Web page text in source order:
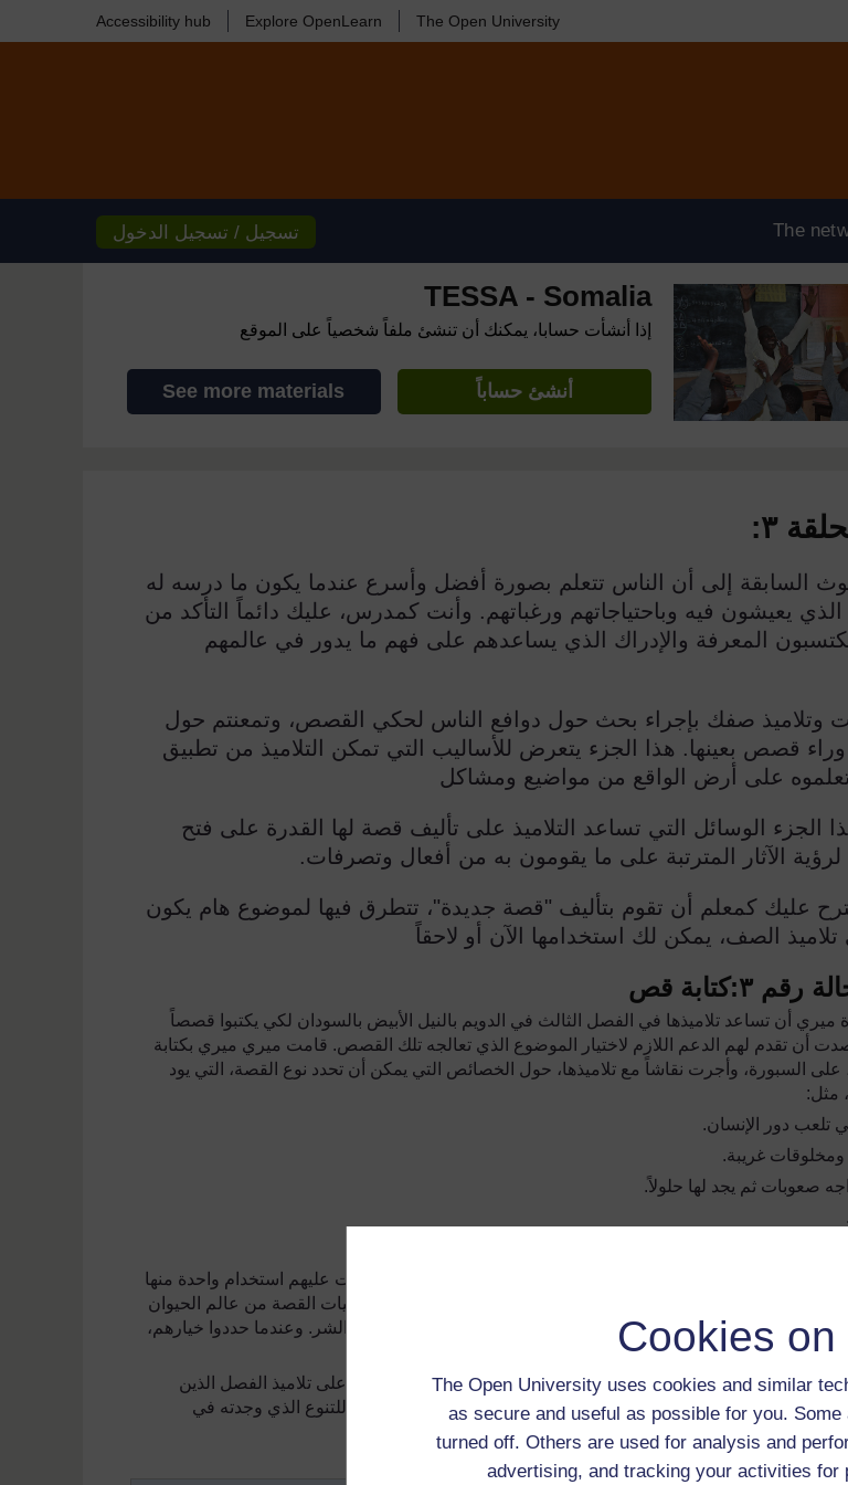
Cookies
The Open University uses cookies and similar
as secure and useful as possible for you. Some
turned off. Others are used for analysis and
advertising, and tracking your activities for
The Open University
Explore OpenLearn
Accessibility hub
The تسجيل / تسجيل الدخول
TESSA - Somalia
إذا أنشأت حسابا، يمكنك أن تنشئ ملفاً شخصياً على الموقع
أنشئ حساباً See more materials
٣:
السابقة إلى أن الناس تتعلم بصورة أفضل وأسرع عندما يكون ما درسه له
الذي يعيشون فيه وباحتياجاتهم ورغباتهم. وأنت كمدرس، عليك دائماً التأكد من
يكتسبون المعرفة والإدراك الذي يساعدهم على فهم ما يدور في عالمهم
وتلاميذ صفك بإجراء بحث حول دوافع الناس لحكي القصص، وتمعنتم حول
قصص بعينها. هذا الجزء يتعرض للأساليب التي تمكن التلاميذ من تطبيق
تعلموه على أرض الواقع من مواضيع ومشاكل
الجزء الوسائل التي تساعد التلاميذ على تأليف قصة لها القدرة على فتح
الآثار المترتبة على ما يقومون به من أفعال وتصرفات.
عليك كمعلم أن تقوم بتأليف "قصة جديدة"، تتطرق فيها لموضوع هام يكون
تلاميذ الصف، يمكن لك استخدامها الآن أو لاحقاً
رقم٣:كتابة قص
ميري أن تساعد تلاميذها في الفصل الثالث في الدويم بالنيل الأبيض بالسودان لكي يكتبوا قصصاً
أن تقدم لهم الدعم اللازم لاختيار الموضوع الذي تعالجه تلك القصص. قامت ميري ميري بكتابة
على السبورة، وأجرت نقاشاً مع تلاميذها، حول الخصائص التي يمكن أن تحدد نوع القصة، التي يود
مثل:
تلعب دور الإنسان.
ومخلوقات غريبة.
صعوبات ثم يجد لها حلولاً.
قائمة بالأحداث الحسنة والسيئة، التي وقعت مؤخراً في المدينة. واقترحت عليهم استخدام واحدة منها
لتأليف قصتهم. بعد ذلك، طلبت منهم أن يوضحوا لها ما إذا كانت شخصيات القصة من عالم الحيوان
وأخيراً، سألتهم حول الموضوع الذي سيختارون، مثلا المعركة بين الخير والشر. وعندما حددوا خيارهم،
وطلبت منهم، كل اثنين يعملان سوياً، أن يبدأوا في الكتابة.
التالي أو الأسبوعين؛ طلبت من كل اثنين يعملان سوياً لعرض قصتهما على تلاميذ الفصل الذين
القصة من حيث الغاية والهدف. ولقد كانت في غاية السرور والدهشة للتنوع الذي وجدته في